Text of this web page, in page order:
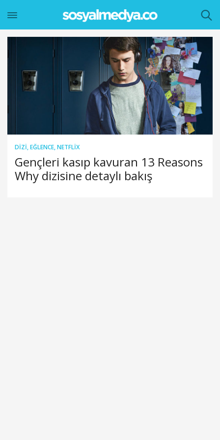
DIZI,EĞLENCE,NETFLIX
Gençleri kasıp kavuran 13 Reasons
Why dizisine detaylı bakış